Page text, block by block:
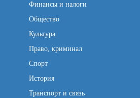
Финансы и налоги
Общество
Культура
Право, криминал
Спорт
История
Транспорт и связь